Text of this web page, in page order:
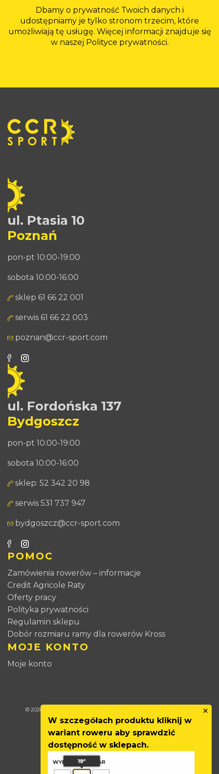
Dbamy o prywatność Twoich danych i
udostępniamy je tylko stronom trzecim, które
umożliwiają tę usługę. Więcej informacji znajduje się
w naszej Polityce prywatności.
ul. Ptasia 10
Poznań
pon-pt 10:00-19:00
sobota 10:00-16:00
sklep 61 66 22 001
serwis 61 66 22 003
poznan@ccr-sport.com
ul. Fordońska 137
Bydgoszcz
pon-pt 10:00-19:00
sobota 10:00-16:00
sklep: 52 342 20 98
serwis 531 737 947
bydgoszcz@ccr-sport.com
POMOC
Zamówienia rowerów – informacje
Credit Agricole Raty
Oferty pracy
Polityka prywatności
Regulamin sklepu
Dobór rozmiaru ramy dla rowerów Kross
MOJE KONTO
Moje konto
© 2026
✕
W szczegółach produktu kliknij w
wariant roweru aby sprawdzić
dostępność w sklepach.